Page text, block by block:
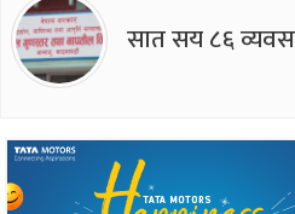
सात सय ८६